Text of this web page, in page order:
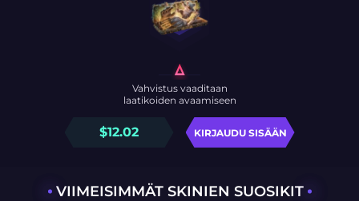
$12.02 KIRJAUDU SISÄÄN
Vahvistus vaaditaan
laatikoiden avaamiseen
VIIMEISIMMÄT SKINIEN SUOSIKIT